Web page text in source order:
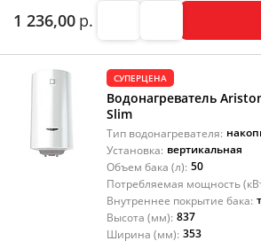
1 236,00 р.
СУПЕРЦЕНА
Водонагреватель
Slim
Тип водонагревателя:
Установка: вертикальная
Объем бака (л): 50
Потребляемая мощность
Внутреннее покрытие бака:
Высота (мм): 837
Ширина (мм): 353